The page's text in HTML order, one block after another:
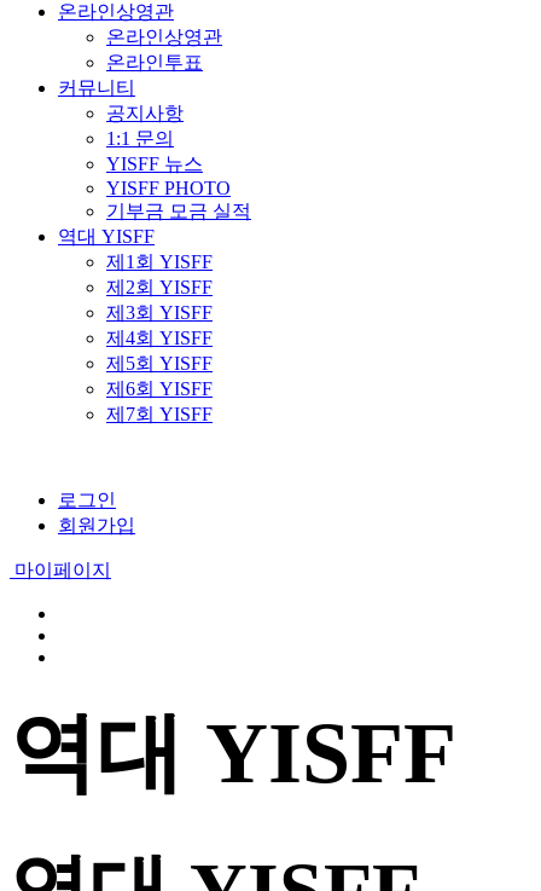
온라인상영관
온라인상영관
온라인투표
커뮤니티
공지사항
1:1 문의
YISFF 뉴스
YISFF PHOTO
기부금 모금 실적
역대 YISFF
제1회 YISFF
제2회 YISFF
제3회 YISFF
제4회 YISFF
제5회 YISFF
제6회 YISFF
제7회 YISFF
로그인
회원가입
마이페이지
역대 YISFF